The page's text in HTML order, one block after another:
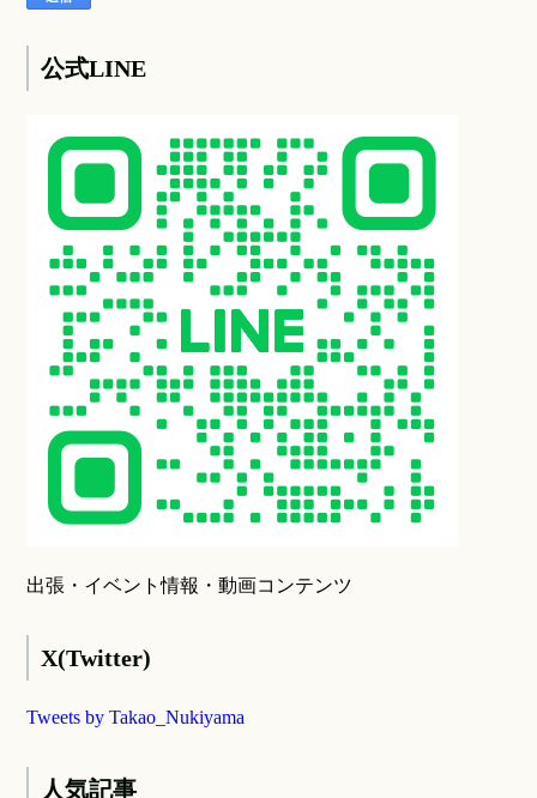
公式LINE
出張・イベント情報・動画コンテンツ
X(Twitter)
Tweets by Takao_Nukiyama
人気記事